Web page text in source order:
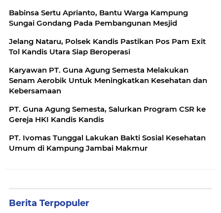
Babinsa Sertu Aprianto, Bantu Warga Kampung
Sungai Gondang Pada Pembangunan Mesjid
Jelang Nataru, Polsek Kandis Pastikan Pos Pam Exit
Tol Kandis Utara Siap Beroperasi
‎Karyawan PT. Guna Agung Semesta Melakukan
Senam Aerobik Untuk Meningkatkan Kesehatan dan
Kebersamaan
PT. Guna Agung Semesta, Salurkan Program CSR ke
Gereja HKI Kandis Kandis
‎PT. Ivomas Tunggal Lakukan Bakti Sosial Kesehatan
Umum di Kampung Jambai Makmur
Berita Terpopuler